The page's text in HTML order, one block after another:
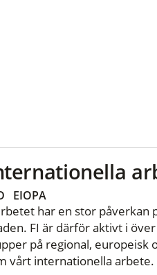
EIOPA
har en stor påverkan
FI är därför aktivt i
på regional, europeisk
vårt internationella arbete.